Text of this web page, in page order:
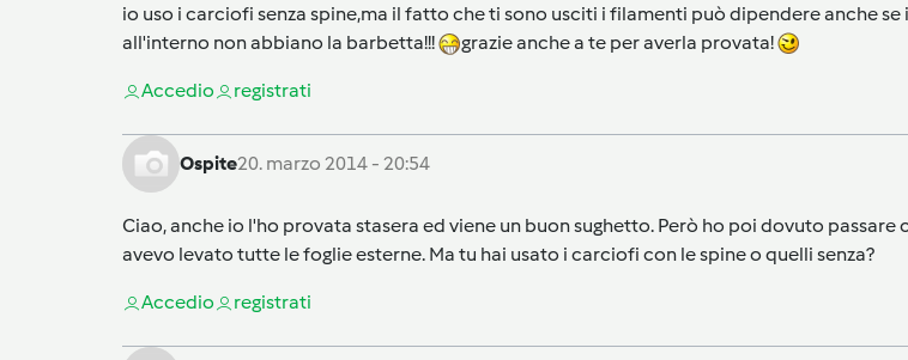
io uso i carciofi senza spine,ma il fatto che ti sono usciti i filamenti può dipendere anche
all'interno non abbiano la barbetta!!!
grazie anche a te per averla provata!
Accedio registrati
Ospite20. marzo 2014 - 20:54
Ciao, anche io l'ho provata stasera ed viene un buon sughetto. Però ho poi dovuto
avevo levato tutte le foglie esterne. Ma tu hai usato i carciofi con le spine o quelli senza?
Accedio registrati